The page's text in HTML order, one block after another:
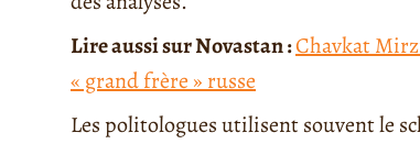
Lire aussi sur Novastan :Chavkat
« grand frère » russe
Les politologues utilisent souvent le